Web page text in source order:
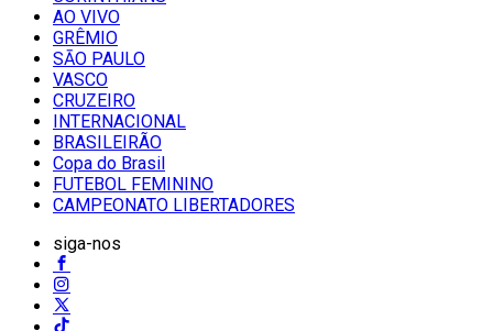
AO VIVO
GRÊMIO
SĀO PAULO
VASCO
CRUZEIRO
INTERNACIONAL
BRASILEIRÃO
Copa do Brasil
FUTEBOL FEMININO
CAMPEONATO LIBERTADORES
siga-nos